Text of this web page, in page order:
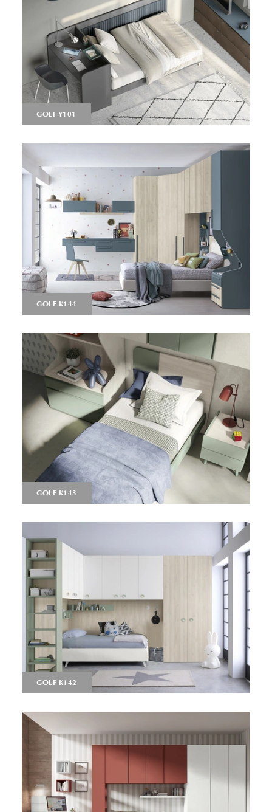
GOLF Y101
GOLF K144
GOLF K143
GOLF K142